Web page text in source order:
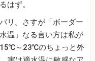
はず。
リ。さすが「ボーダー
温」なる言い方は私が
15℃～23℃のちょっと外